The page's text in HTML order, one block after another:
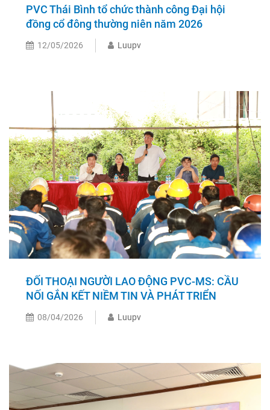
PVC Thái Bình tổ chức thành công Đại hội
đồng cổ đông thường niên năm 2026
12/05/2026 Luupv
ĐỐI THOẠI NGƯỜI LAO ĐỘNG PVC-MS: CẦU
NỐI GẮN KẾT NIỀM TIN VÀ PHÁT TRIỂN
08/04/2026 Luupv